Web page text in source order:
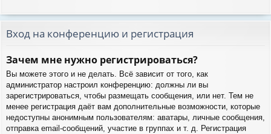
Вход на конференцию и регистрация
Зачем мне нужно регистрироваться?
Вы можете этого и не делать. Всё зависит от того, как
администратор настроил конференцию: должны ли вы
зарегистрироваться, чтобы размещать сообщения, или нет. Тем не
менее регистрация даёт вам дополнительные возможности, которые
недоступны анонимным пользователям: аватары, личные сообщения,
отправка email-сообщений, участие в группах и т. д. Регистрация